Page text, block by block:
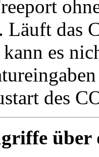
Läuft das
es
des